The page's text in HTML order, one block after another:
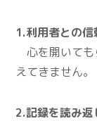
1.利用者との信
心を開いても
えてきません。
2.記録を読み